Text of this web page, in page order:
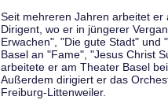
Seit mehreren Jahren arbeitet
Dirigent, wo er in jüngerer
Erwachen", "Die gute Stadt" und
Basel an "Fame", "Jesus Christ
arbeitete er am Theater Basel
Außerdem dirigiert er das
Freiburg-Littenweiler.